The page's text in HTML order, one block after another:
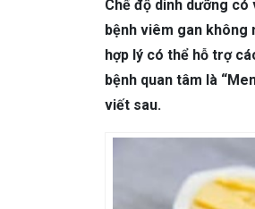
NHA KHOA
Chế độ dinh dưỡng
bệnh viêm gan không
hợp lý có thể hỗ trợ
bệnh quan tâm là
viết sau.